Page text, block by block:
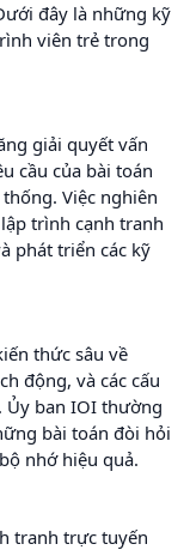
đây là những kỹ
viên trẻ trong
giải quyết vấn
cầu của bài toán
Việc nghiên
trình cạnh tranh
phát triển các kỹ
thức sâu về
động, và các cấu
Ủy ban IOI thường
bài toán đòi hỏi
nhớ hiệu quả.
tranh trực tuyến